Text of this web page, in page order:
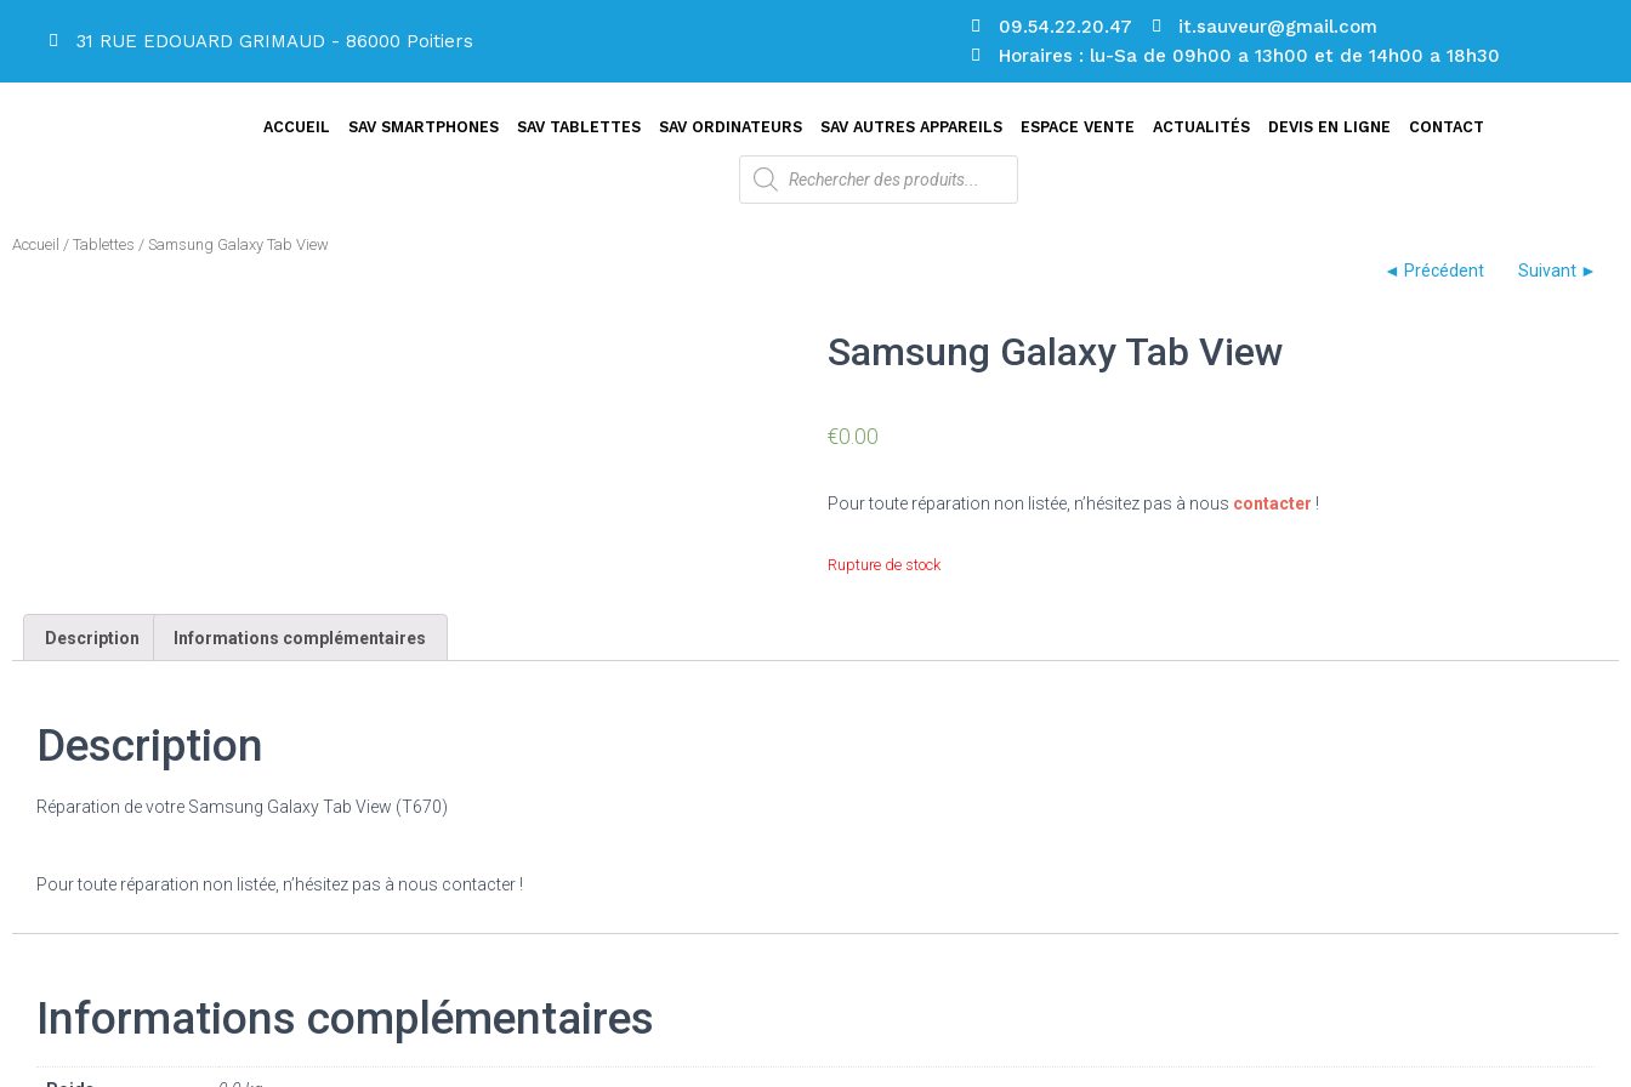
31 RUE EDOUARD GRIMAUD - 86000 Poitiers
09.54.22.20.47
it.sauveur@gmail.com
Horaires : lu-Sa de 09h00 a 13h00 et de 14h00 a 18h30
ACCUEIL SAV SMARTPHONES SAV TABLETTES SAV ORDINATEURS SAV AUTRES APPAREILS ESPACE VENTE ACTUALITÉS DEVIS EN LIGNE CONTACT
Accueil / Tablettes / Samsung Galaxy Tab View
Samsung Galaxy Tab View
€0.00
Pour toute réparation non listée, n’hésitez pas à nous contacter !
Rupture de stock
Description Informations complémentaires
Description
Réparation de votre Samsung Galaxy Tab View (T670)
Pour toute réparation non listée, n’hésitez pas à nous contacter !
Informations complémentaires